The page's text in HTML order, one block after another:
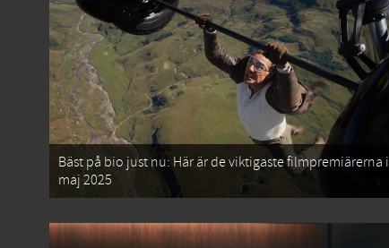
Bäst på bio just nu: Här är de viktigaste filmpremiärerna i
maj 2025